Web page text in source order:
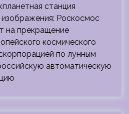
станция
Роскосмос
на прекращение
космического
по лунным
автоматическую